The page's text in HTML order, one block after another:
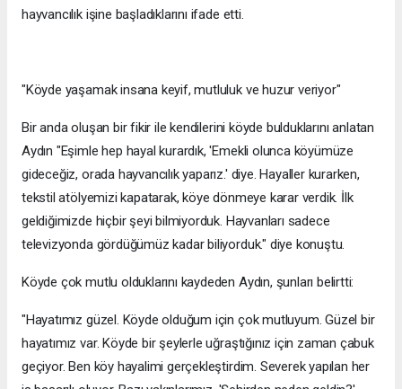
hayvancılık işine başladıklarını ifade etti.
"Köyde yaşamak insana keyif, mutluluk ve huzur veriyor"
Bir anda oluşan bir fikir ile kendilerini köyde bulduklarını anlatan
Aydın "Eşimle hep hayal kurardık, 'Emekli olunca köyümüze
gideceğiz, orada hayvancılık yaparız.' diye. Hayaller kurarken,
tekstil atölyemizi kapatarak, köye dönmeye karar verdik. İlk
geldiğimizde hiçbir şeyi bilmiyorduk. Hayvanları sadece
televizyonda gördüğümüz kadar biliyorduk." diye konuştu.
Köyde çok mutlu olduklarını kaydeden Aydın, şunları belirtti:
"Hayatımız güzel. Köyde olduğum için çok mutluyum. Güzel bir
hayatımız var. Köyde bir şeylerle uğraştığınız için zaman çabuk
geçiyor. Ben köy hayalimi gerçekleştirdim. Severek yapılan her